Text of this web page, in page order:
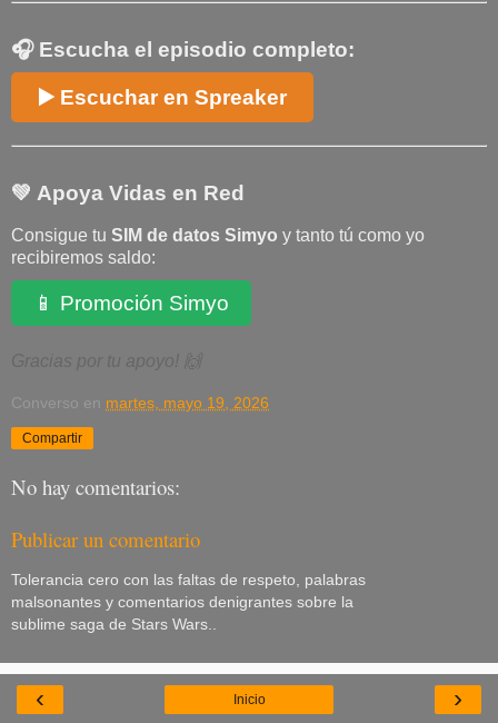
🎧 Escucha el episodio completo:
▶️ Escuchar en Spreaker
💚 Apoya Vidas en Red
Consigue tu SIM de datos Simyo y tanto tú como yo
recibiremos saldo:
📱 Promoción Simyo
Gracias por tu apoyo! 🙌
Converso en martes, mayo 19, 2026
Compartir
No hay comentarios:
Publicar un comentario
Tolerancia cero con las faltas de respeto, palabras
malsonantes y comentarios denigrantes sobre la
sublime saga de Stars Wars..
‹ ›
Inicio